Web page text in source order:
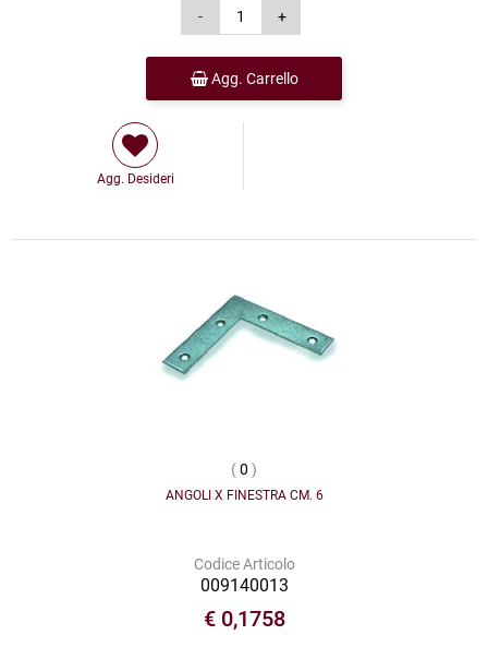
Agg. Carrello
Agg. Desideri
(0 )
ANGOLI X FINESTRA CM. 6
Codice Articolo
009140013
€ 0,1758